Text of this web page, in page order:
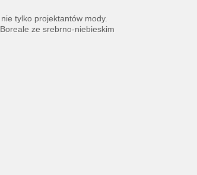
tylko projektantów mody.
ze srebrno-niebieskim